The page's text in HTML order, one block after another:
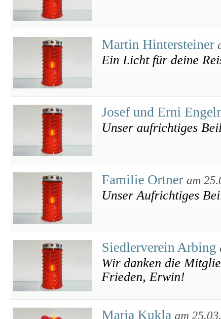
Martin Hintersteiner
Ein Licht für deine
Josef und Erni
Unser aufrichtiges
Familie Ortner am
Unser Aufrichtiges
Siedlerverein Arbing
Wir danken die
Frieden, Erwin!
Maria Kukla am